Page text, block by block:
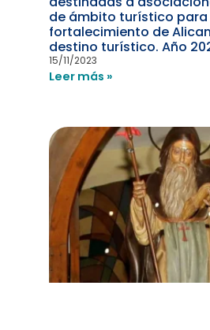
de ámbito turístico para
fortalecimiento de
destino turístico. Año
15/11/2023
Leer más »